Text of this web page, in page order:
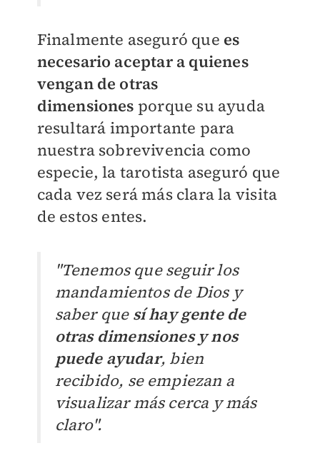
Finalmente aseguró que es
necesario aceptar a quienes
vengan de otras
dimensiones porque su ayuda
resultará importante para
nuestra sobrevivencia como
especie, la tarotista aseguró que
cada vez será más clara la visita
de estos entes.
"Tenemos que seguir los
mandamientos de Dios y
saber que sí hay gente de
otras dimensiones y nos
puede ayudar, bien
recibido, se empiezan a
visualizar más cerca y más
claro".